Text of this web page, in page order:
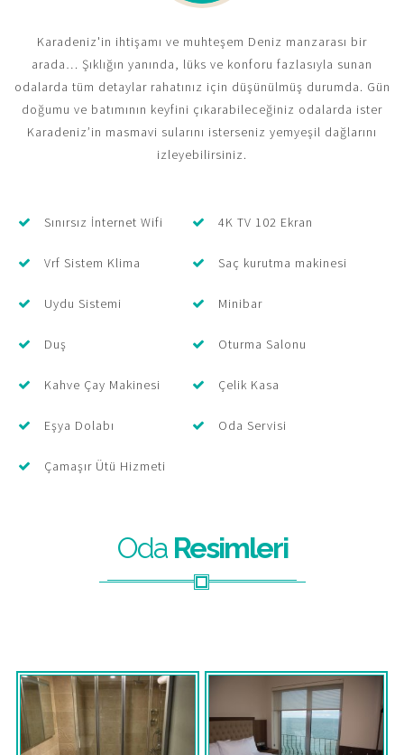
Karadeniz'in ihtişamı ve muhteşem Deniz manzarası bir
arada… Şıklığın yanında, lüks ve konforu fazlasıyla sunan
odalarda tüm detaylar rahatınız için düşünülmüş durumda. Gün
doğumu ve batımının keyfini çıkarabileceğiniz odalarda ister
Karadeniz’in masmavi sularını isterseniz yemyeşil dağlarını
izleyebilirsiniz.
Sınırsız İnternet Wifi 4K TV 102 Ekran
Vrf Sistem Klima Saç kurutma makinesi
Uydu Sistemi Minibar
Duş Oturma Salonu
Kahve Çay Makinesi Çelik Kasa
Eşya Dolabı Oda Servisi
Çamaşır Ütü Hizmeti
Oda Resimleri